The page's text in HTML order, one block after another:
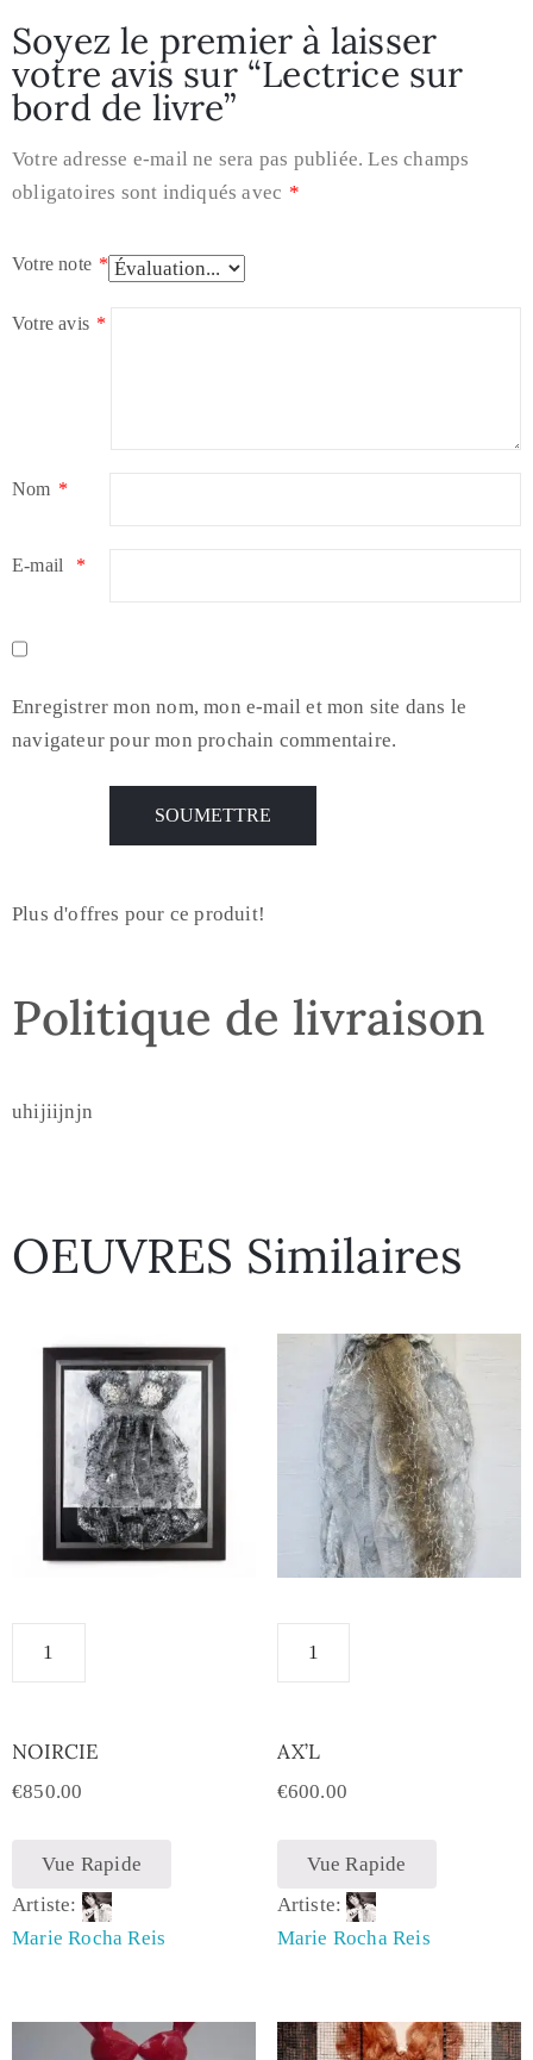
Soyez le premier à laisser
votre avis sur “Lectrice sur
bord de livre”
Votre adresse e-mail ne sera pas publiée. Les champs
obligatoires sont indiqués avec *
Votre note *
Votre avis *
Nom *
E-mail *
Enregistrer mon nom, mon e-mail et mon site dans le
navigateur pour mon prochain commentaire.
Plus d'offres pour ce produit!
Politique de livraison
uhijiijnjn
OEUVRES Similaires
NOIRCIE
€850.00
Vue Rapide
Artiste:
Marie Rocha Reis
AX’L
€600.00
Vue Rapide
Artiste:
Marie Rocha Reis